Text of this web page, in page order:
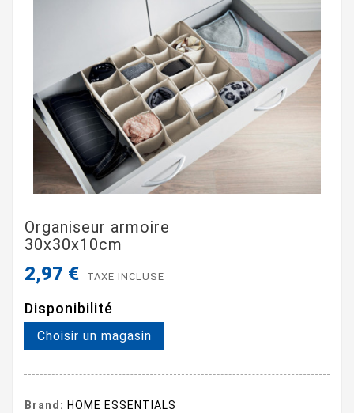
Organiseur armoire
30x30x10cm
2,97 € TAXE INCLUSE
Disponibilité
Choisir un magasin
Brand: HOME ESSENTIALS